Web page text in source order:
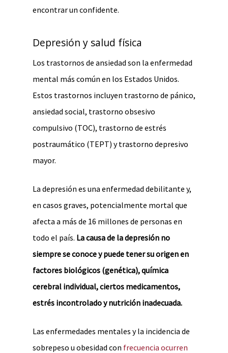
encontrar un confidente.
Depresión y salud física
Los trastornos de ansiedad son la enfermedad
mental más común en los Estados Unidos.
Estos trastornos incluyen trastorno de pánico,
ansiedad social, trastorno obsesivo
compulsivo (TOC), trastorno de estrés
postraumático (TEPT) y trastorno depresivo
mayor.
La depresión es una enfermedad debilitante y,
en casos graves, potencialmente mortal que
afecta a más de 16 millones de personas en
todo el país. La causa de la depresión no
siempre se conoce y puede tener su origen en
factores biológicos (genética), química
cerebral individual, ciertos medicamentos,
estrés incontrolado y nutrición inadecuada.
Las enfermedades mentales y la incidencia de
sobrepeso u obesidad con frecuencia ocurren